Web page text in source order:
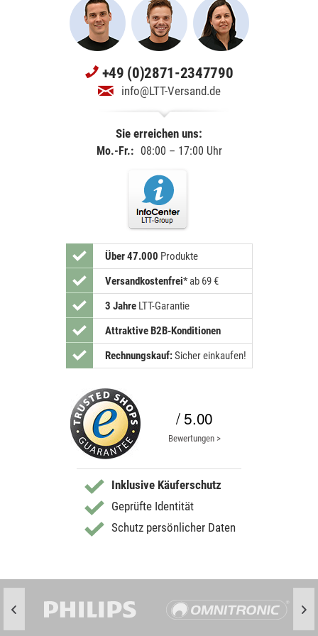
+49 (0)2871-2347790
info@LTT-Versand.de
Sie erreichen uns:
Mo.-Fr.: 08:00 – 17:00 Uhr
Über 47.000 Produkte
Versandkostenfrei* ab 69 €
3 JahreLTT-Garantie
Attraktive B2B-Konditionen
Rechnungskauf:Sicher einkaufen!
/ 5.00
Bewertungen >
Inklusive Käuferschutz
Geprüfte Identität
Schutz persönlicher Daten